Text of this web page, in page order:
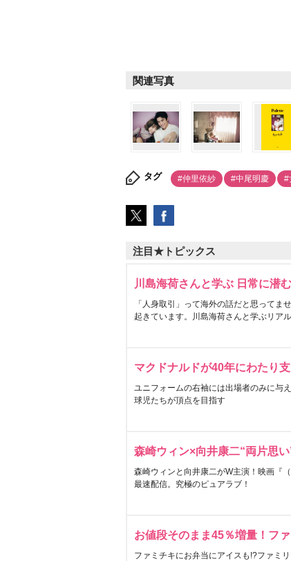
関連写真
タグ #仲里依紗 #中尾明慶 #
注目★トピックス
川島海荷さんと学ぶ 日常に潜
「人身取引」って海外の話だと思ってま
起きています。川島海荷さんと学ぶリアル
マクドナルドが40年にわたり
ユニフォームの右袖には出場者のみに与
球児たちが頂点を目指す
森崎ウィン×向井康二“両片思
森崎ウィンと向井康二がW主演！映画『
最速配信。究極のピュアラブ！
お値段そのまま45％増量！フ
ファミチキにお弁当にアイスも!?ファミ